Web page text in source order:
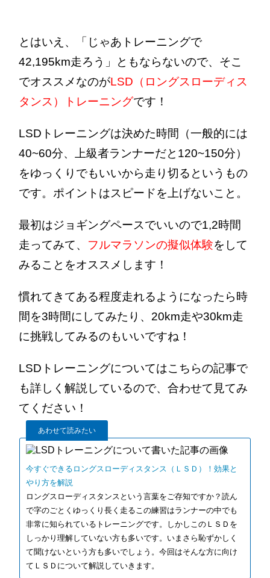
とはいえ、「じゃあトレーニングで
42,195km走ろう」ともならないので、そこ
でオススメなのがLSD（ロングスローディス
タンス）トレーニングです！
LSDトレーニングは決めた時間（一般的には
40~60分、上級者ランナーだと120~150分）
をゆっくりでもいいから走り切るというもの
です。ポイントはスピードを上げないこと。
最初はジョギングペースでいいので1,2時間
走ってみて、 フルマラソンの擬似体験をして
みることをオススメします！
慣れてきてある程度走れるようになったら時
間を3時間にしてみたり、20km走や30km走
に挑戦してみるのもいいですね！
LSDトレーニングについてはこちらの記事で
も詳しく解説しているので、合わせて見てみ
てください！
あわせて読みたい
今すぐできるロングスローディスタンス（ＬＳＤ）！効果と
やり方を解説
ロングスローディスタンスという言葉をご存知ですか？読ん
で字のごとくゆっくり長く走るこの練習はランナーの中でも
非常に知られているトレーニングです。しかしこのＬＳＤを
しっかり理解していない方も多いです。いまさら恥ずかしく
て聞けないという方も多いでしょう。今回はそんな方に向け
てＬＳＤについて解説していきます。